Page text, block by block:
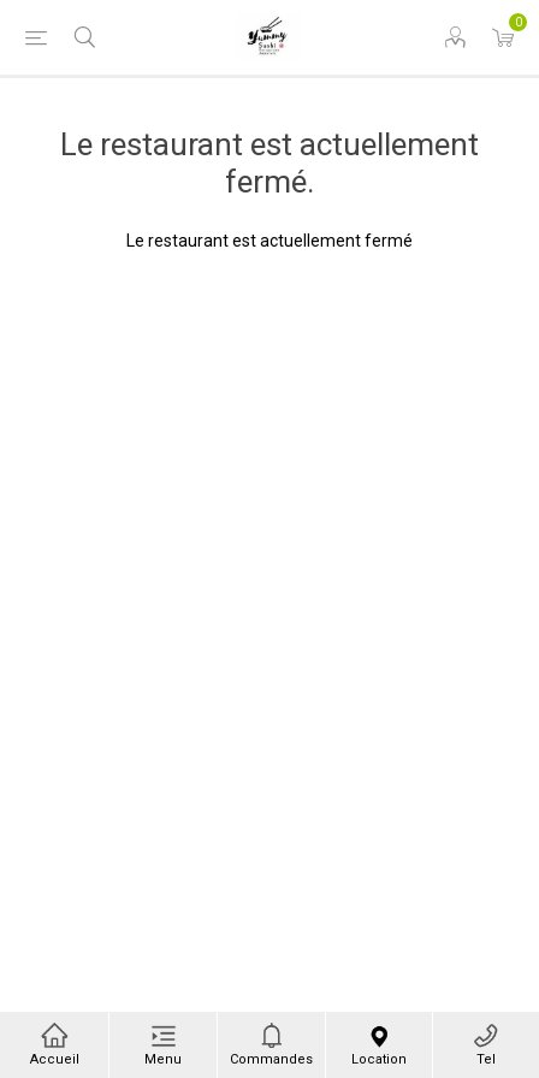
0
Le restaurant est actuellement
fermé.
Le restaurant est actuellement fermé
Accueil Menu Commandes Location Tel